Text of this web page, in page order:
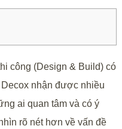
công (Design & Build) có
nhận được nhiều
ai quan tâm và có ý
rõ nét hơn về vấn đề